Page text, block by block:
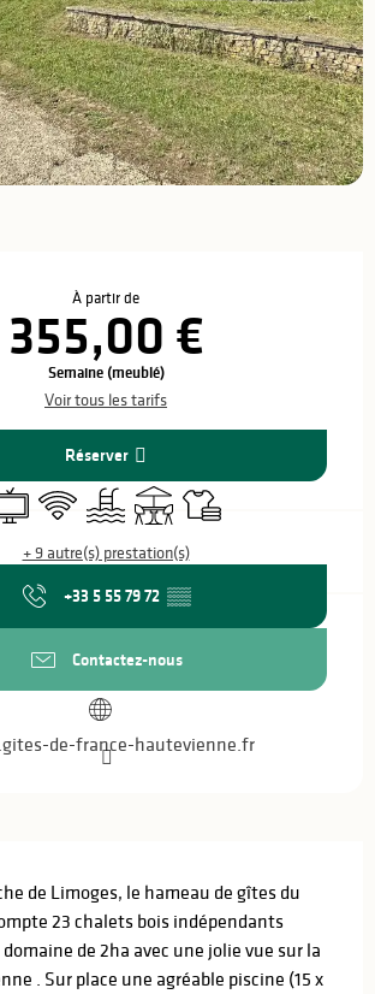
À partir de
355,00 €
Semaine (meublé)
Voir tous les tarifs
Réserver
WiFi PiscineTerrasseDraps et linge
+ 9 autre(s) prestation(s)
+33 5 55 79 72 ▒▒
Contactez-nous
de-france-hautevienne.fr
de Limoges, le hameau de gîtes du
23 chalets bois indépendants
de 2ha avec une jolie vue sur la
. Sur place une agréable piscine (15 x